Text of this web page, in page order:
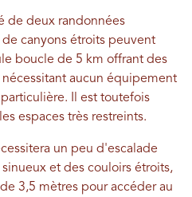
de deux randonnées
canyons étroits peuvent
boucle de 5 km offrant des
aucun équipement
Il est toutefois
espaces très restreints.
un peu d'escalade
et des couloirs étroits,
3,5 mètres pour accéder au